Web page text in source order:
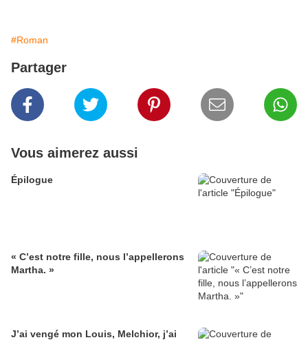
#Roman
Partager
Vous aimerez aussi
Épilogue
« C’est notre fille, nous l’appellerons
Martha. »
J’ai vengé mon Louis, Melchior, j’ai